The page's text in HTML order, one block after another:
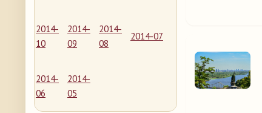
2014-
10
2014-
09
2014-
08
2014-07
2014-
06
2014-
05